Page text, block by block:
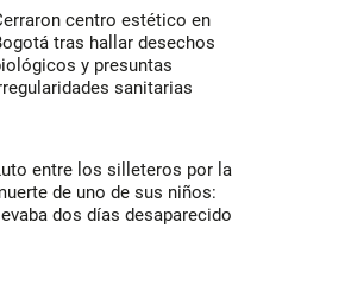
centro estético en
tras hallar desechos
y presuntas
sanitarias
entre los silleteros por la
de uno de sus niños:
llevaba dos días desaparecido